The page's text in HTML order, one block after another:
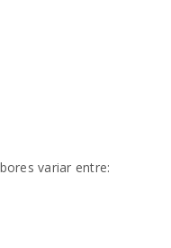
variar entre: